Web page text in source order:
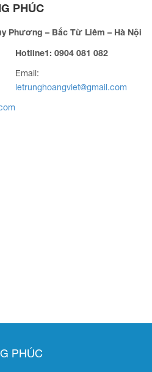
PHÚC
Phương – Bắc Từ Liêm – Hà Nội
Hotline1: 0904 081 082
Email:
letrunghoangviet@gmail.com
PHÚC